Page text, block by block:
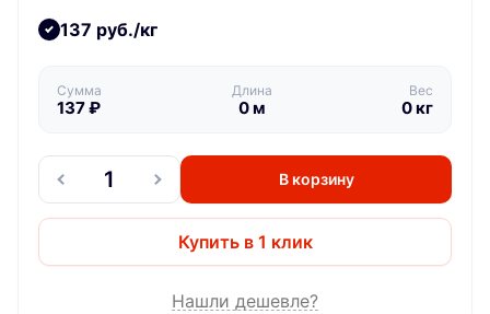
137 руб./кг
Сумма
137₽
Длина
0м
Вес
0кг
В корзину
Купить в 1 клик
Нашли дешевле?